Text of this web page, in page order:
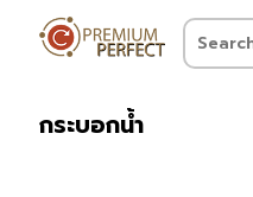
กระบอกน้ำ